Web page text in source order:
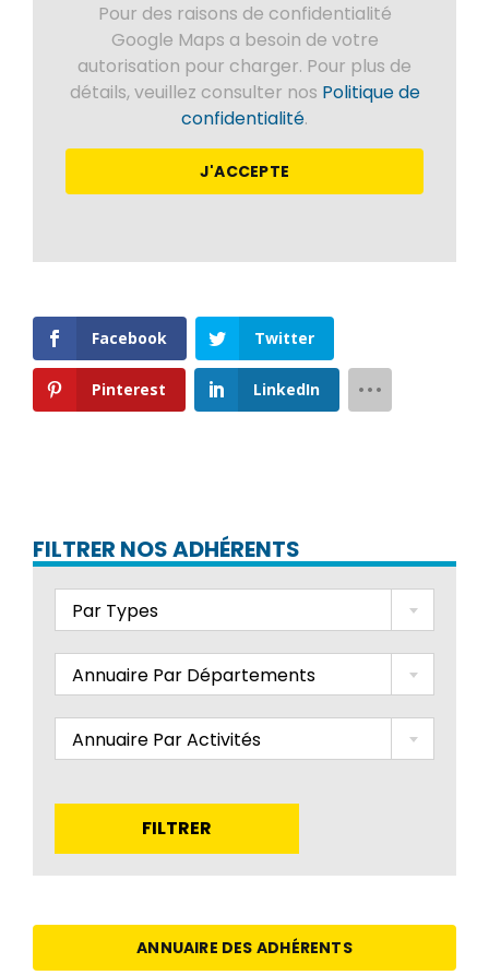
Pour des raisons de confidentialité
Google Maps a besoin de votre
autorisation pour charger. Pour plus de
détails, veuillez consulter nos Politique de
confidentialité.
J'ACCEPTE
Facebook Twitter
Pinterest LinkedIn
FILTRER NOS ADHÉRENTS
Par Types
Annuaire Par Départements
Annuaire Par Activités
FILTRER
ANNUAIRE DES ADHÉRENTS